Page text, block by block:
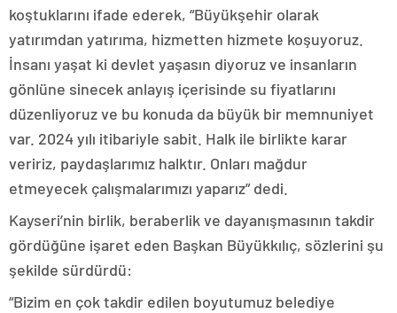
koştuklarını ifade ederek, “Büyükşehir olarak
yatırımdan yatırıma, hizmetten hizmete koşuyoruz.
İnsanı yaşat ki devlet yaşasın diyoruz ve insanların
gönlüne sinecek anlayış içerisinde su fiyatlarını
düzenliyoruz ve bu konuda da büyük bir memnuniyet
var. 2024 yılı itibariyle sabit. Halk ile birlikte karar
veririz, paydaşlarımız halktır. Onları mağdur
etmeyecek çalışmalarımızı yaparız” dedi.
Kayseri’nin birlik, beraberlik ve dayanışmasının takdir
gördüğüne işaret eden Başkan Büyükkılıç, sözlerini şu
şekilde sürdürdü:
“Bizim en çok takdir edilen boyutumuz belediye